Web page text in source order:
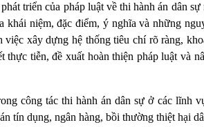
triển của pháp luật về thi hành án dân
niệm, đặc điểm, ý nghĩa và những
xây dựng hệ thống tiêu chí rõ ràng,
tiễn, đề xuất hoàn thiện pháp luật và
công tác thi hành án dân sự ở các lĩnh
tín dụng, ngân hàng, bồi thường thiệt hại